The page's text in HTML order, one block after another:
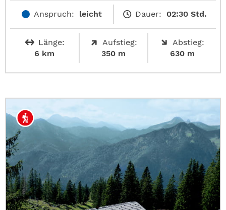
Anspruch: leicht Dauer: 02:30 Std.
Länge:
6 km
Aufstieg:
350 m
Abstieg:
630 m